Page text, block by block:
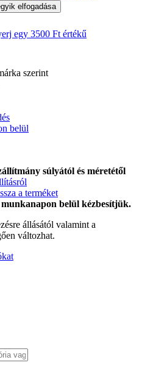
elfogadása
egy 3500 Ft értékű
szerint
belül
súlyától és méretétől
a terméket
belül kézbesítjük.
állásától valamint a
változhat.